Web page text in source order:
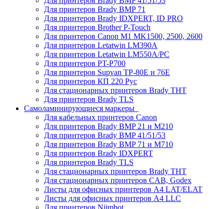
Для принтеров Brady BMP 71
Для принтеров Brady IDXPERT, ID PRO
Для принтеров Brother P-Touch
Для принтеров Canon M1 MK1500, 2500, 2600
Для принтеров Letatwin LM390A
Для принтеров Letatwin LM550A/PC
Для принтеров PT-P700
Для принтеров Supvan TP-80E и 76E
Для принтеров КП 220 Рус
Для стационарных принтеров Brady THT
Для принтеров Brady TLS
Самоламинирующиеся маркеры
Для кабельных принтеров Canon
Для принтеров Brady BMP 21 и M210
Для принтеров Brady BMP 41/51/53
Для принтеров Brady BMP 71 и M710
Для принтеров Brady IDXPERT
Для принтеров Brady TLS
Для стационарных принтеров Brady THT
Для стационарных принтеров CAB, Godex
Листы для офисных принтеров А4 LAT/ELAT
Листы для офисных принтеров А4 LLC
Для принтеров Niimbot